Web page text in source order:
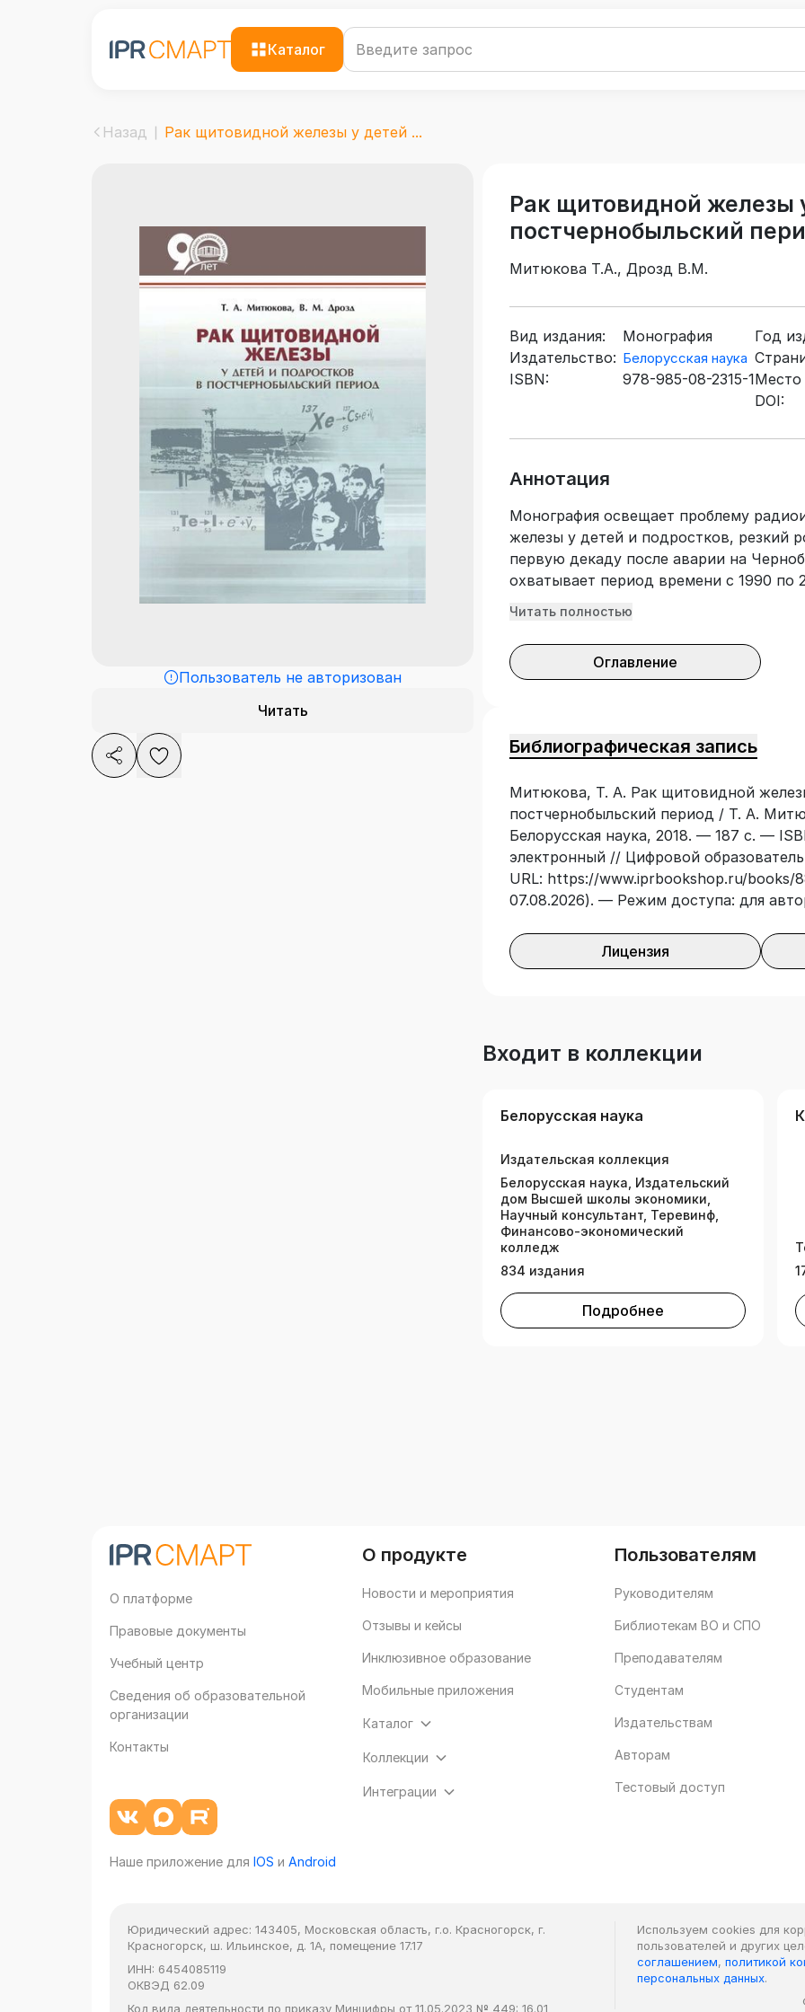
Каталог
Назад Рак щитовидной железы у детей ...
Пользователь не авторизован
Читать
Рак щитовидной железы
постчернобыльский
Митюкова Т.А., Дрозд В.М.
Вид издания:
Монография
Издательство: Белорусская наука
ISBN: 978-985-08-2315-1
Год
Место
DOI:
Аннотация
Монография освещает проблему
железы у детей и подростков, резкий
первую декаду после аварии на
охватывает период времени с 1990 по
многочисленные скрининговые
загрязненных радионуклидами;
рак щитовидной железы, а также
регуляции тиреоидного статуса,
сосудистой и вегетативной нервной
исследований свидетельствует о
метаболических и функциональных
получавших лечение по поводу
врачей-эндокринологов, онкологов и
биологических и медицинских
Читать полностью
Оглавление
Библиографическая запись
Митюкова, Т. А. Рак щитовидной
постчернобыльский период / Т. А.
Белорусская наука, 2018. — 187 с. —
электронный // Цифровой
URL: https://www.iprbookshop.ru/books/
07.08.2026). — Режим доступа: для
Лицензия
Входит в коллекции
Белорусская наука
Издательская коллекция
Белорусская наука, Издательский
дом Высшей школы экономики,
Научный консультант, Теревинф,
Финансово-экономический
колледж
834 издания
Подробнее
О платформе
Правовые документы
Учебный центр
Сведения об образовательной
организации
Контакты
Наше приложение для IOS и Android
О продукте
Новости и мероприятия
Отзывы и кейсы
Инклюзивное образование
Мобильные приложения
Каталог
Коллекции
Интеграции
Пользователям
Руководителям
Библиотекам ВО и СПО
Преподавателям
Студентам
Издательствам
Авторам
Тестовый доступ
Юридический адрес: 143405, Московская область, г.о. Красногорск, г.
Красногорск, ш. Ильинское, д. 1А, помещение 17.17
ИНН: 6454085119
ОКВЭД 62.09
Код вида деятельности по приказу Минцифры от 11.05.2023 № 449: 16.01
Используем cookies для
пользователей и других
соглашением, политикой
персональных данных.